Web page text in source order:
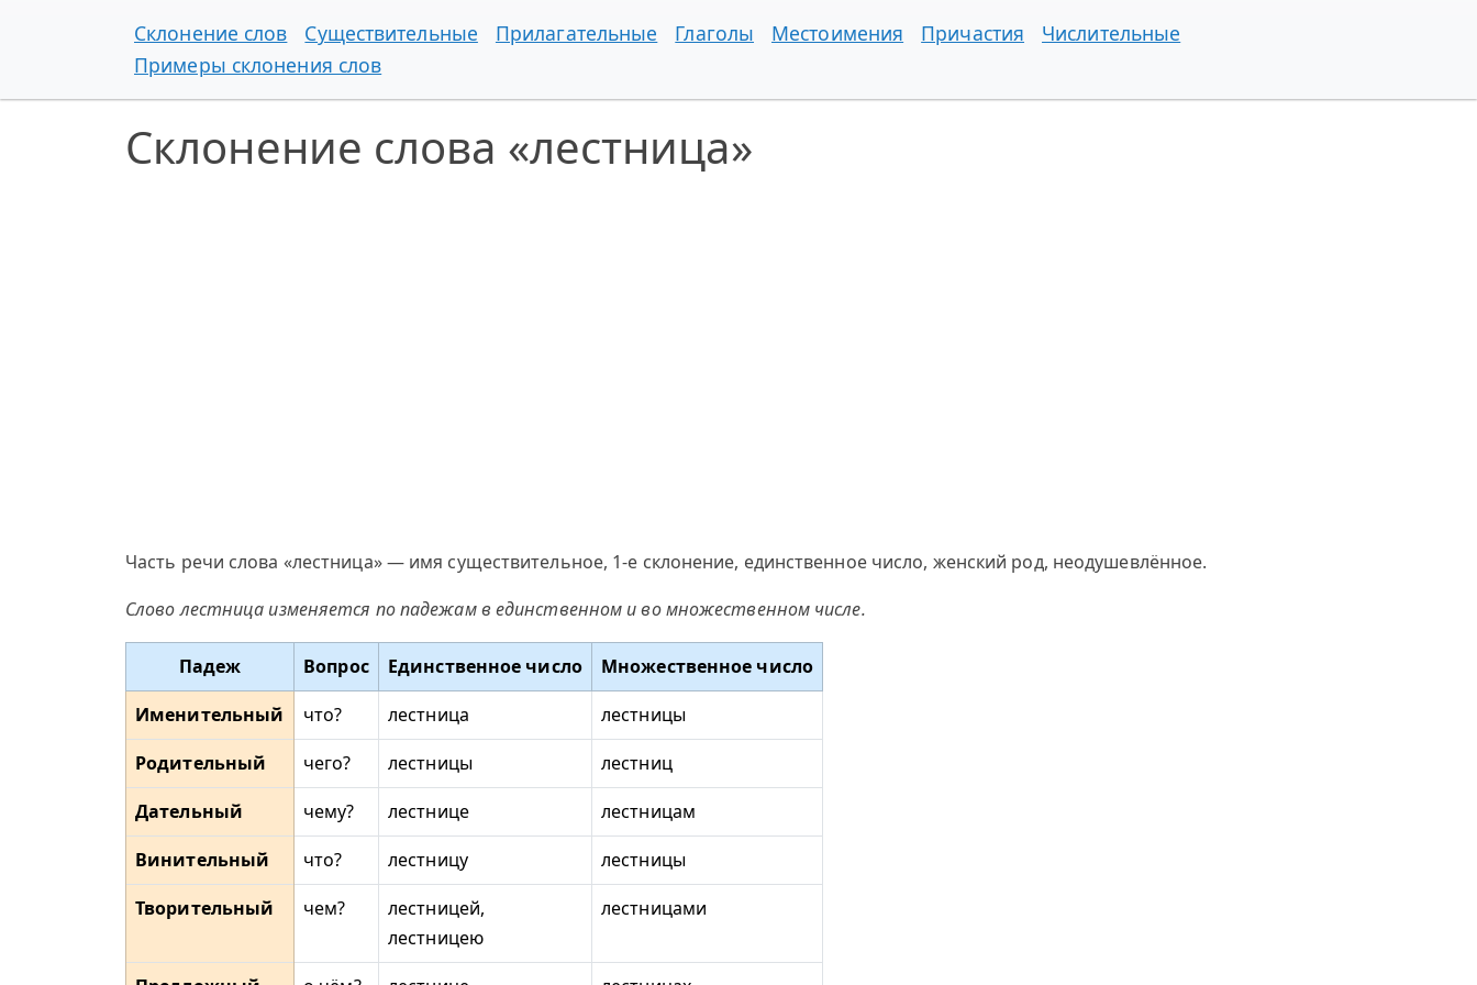
Склонение слов Существительные Прилагательные Глаголы Местоимения Причастия
Числительные
Примеры склонения слов
Склонение слова «лестница»
Часть речи слова «лестница» — имя существительное, 1-е склонение, единственное число, женский род, неодушевлённое.
Слово лестница изменяется по падежам в единственном и во множественном числе.
Падеж Вопрос Единственное число
Множественное число
Именительный
что? лестница
лестницы
Родительный
чего? лестницы
лестниц
Дательный
чему? лестнице
лестницам
Винительный
что? лестницу
лестницы
Творительный
чем?
лестницей,
лестницею
лестницами